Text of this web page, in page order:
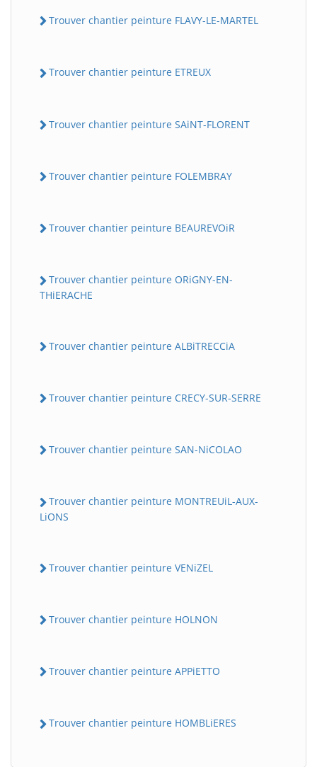
Trouver chantier peinture FLAVY-LE-MARTEL
Trouver chantier peinture ETREUX
Trouver chantier peinture SAiNT-FLORENT
Trouver chantier peinture FOLEMBRAY
Trouver chantier peinture BEAUREVOiR
Trouver chantier peinture ORiGNY-EN-
THiERACHE
Trouver chantier peinture ALBiTRECCiA
Trouver chantier peinture CRECY-SUR-SERRE
Trouver chantier peinture SAN-NiCOLAO
Trouver chantier peinture MONTREUiL-AUX-
LiONS
Trouver chantier peinture VENiZEL
Trouver chantier peinture HOLNON
Trouver chantier peinture APPiETTO
Trouver chantier peinture HOMBLiERES